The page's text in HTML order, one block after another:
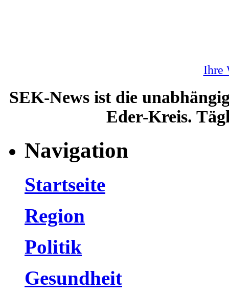
Ihre
SEK-News ist die
Eder-Kreis.
Navigation
Startseite
Region
Politik
Gesundheit